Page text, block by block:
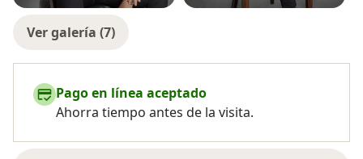
Ver galería (7)
Pago en línea aceptado
Ahorra tiempo antes de la visita.